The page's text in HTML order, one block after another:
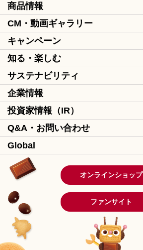
商品情報
CM・動画ギャラリー
キャンペーン
知る・楽しむ
サステナビリティ
企業情報
投資家情報（IR）
Q&A・お問い合わせ
Global
オンラインショップ
ファンサイト